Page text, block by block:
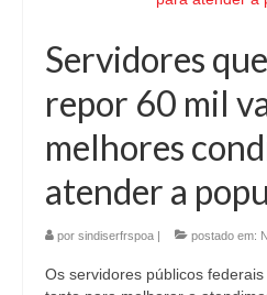
Servidores
repor 60 mil
melhores
atender a
por sindiserfrspoa | postado em:
Os servidores públicos